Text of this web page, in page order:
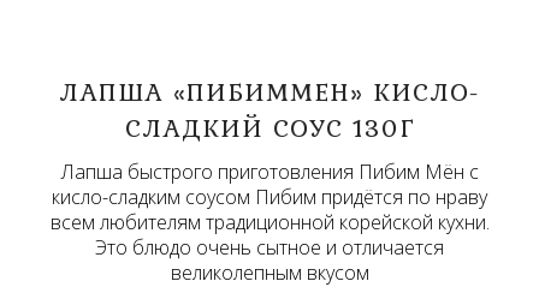
ЛАПША «ПИБИММЕН» КИСЛО-
СЛАДКИЙ СОУС 130Г
Лапша быстрого приготовления Пибим Мён с
кисло-сладким соусом Пибим придётся по нраву
всем любителям традиционной корейской кухни.
Это блюдо очень сытное и отличается
великолепным вкусом